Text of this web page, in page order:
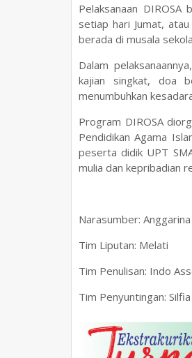
Pelaksanaan
setiap hari Jumat,
berada di musala
Dalam
kajian singkat, doa
menumbuhkan
Program DIROSA
Pendidikan Agama
peserta didik UPT
mulia dan kepribadian
Narasumber:
Tim Liputan: Melati
Tim Penulisan: Indo
Tim Penyuntingan: Silfia